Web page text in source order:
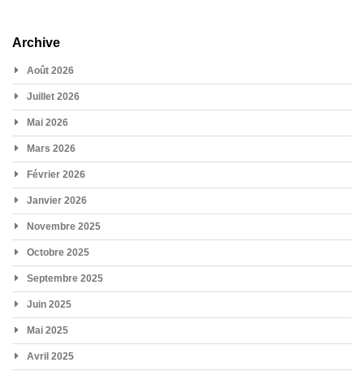
Archive
Août 2026
Juillet 2026
Mai 2026
Mars 2026
Février 2026
Janvier 2026
Novembre 2025
Octobre 2025
Septembre 2025
Juin 2025
Mai 2025
Avril 2025